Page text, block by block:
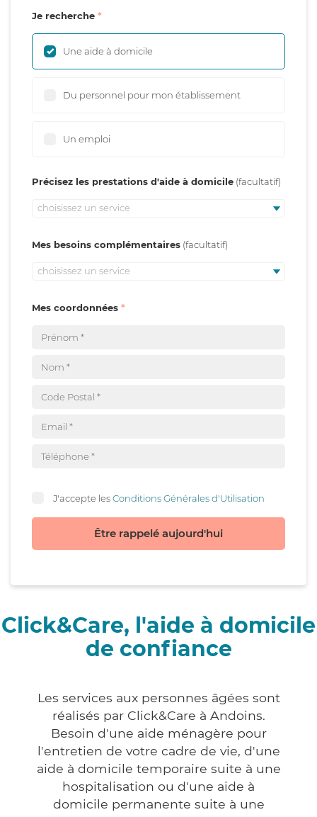
Je recherche
Une aide à domicile
Du personnel pour mon établissement
Un emploi
Précisez les prestations d'aide à domicile
choisissez un service
Mes besoins complémentaires
choisissez un service
Mes coordonnées
J'accepte lesConditions Générales d'Utilisation
Être rappelé aujourd'hui
Click&Care, l'aide à domicile
de confiance
Les services aux personnes âgées sont
réalisés par Click&Care à Andoins.
Besoin d'une aide ménagère pour
l'entretien de votre cadre de vie, d'une
aide à domicile temporaire suite à une
hospitalisation ou d'une aide à
domicile permanente suite à une